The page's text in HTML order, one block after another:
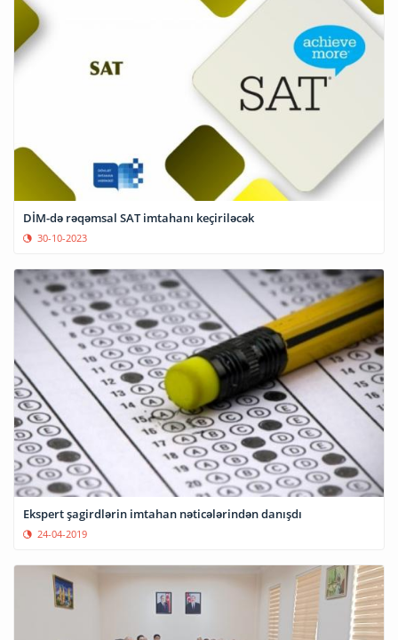
DİM-də rəqəmsal SAT imtahanı keçiriləcək
30-10-2023
Ekspert şagirdlərin imtahan nəticələrindən danışdı
24-04-2019